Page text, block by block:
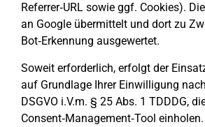
Referrer‑URL sowie ggf. Cookies).
an Google übermittelt und dort zu
Bot‑Erkennung ausgewertet.
Soweit erforderlich, erfolgt der
auf Grundlage Ihrer Einwilligung
DSGVO i.V.m. § 25 Abs. 1 TDDDG,
Consent‑Management‑Tool